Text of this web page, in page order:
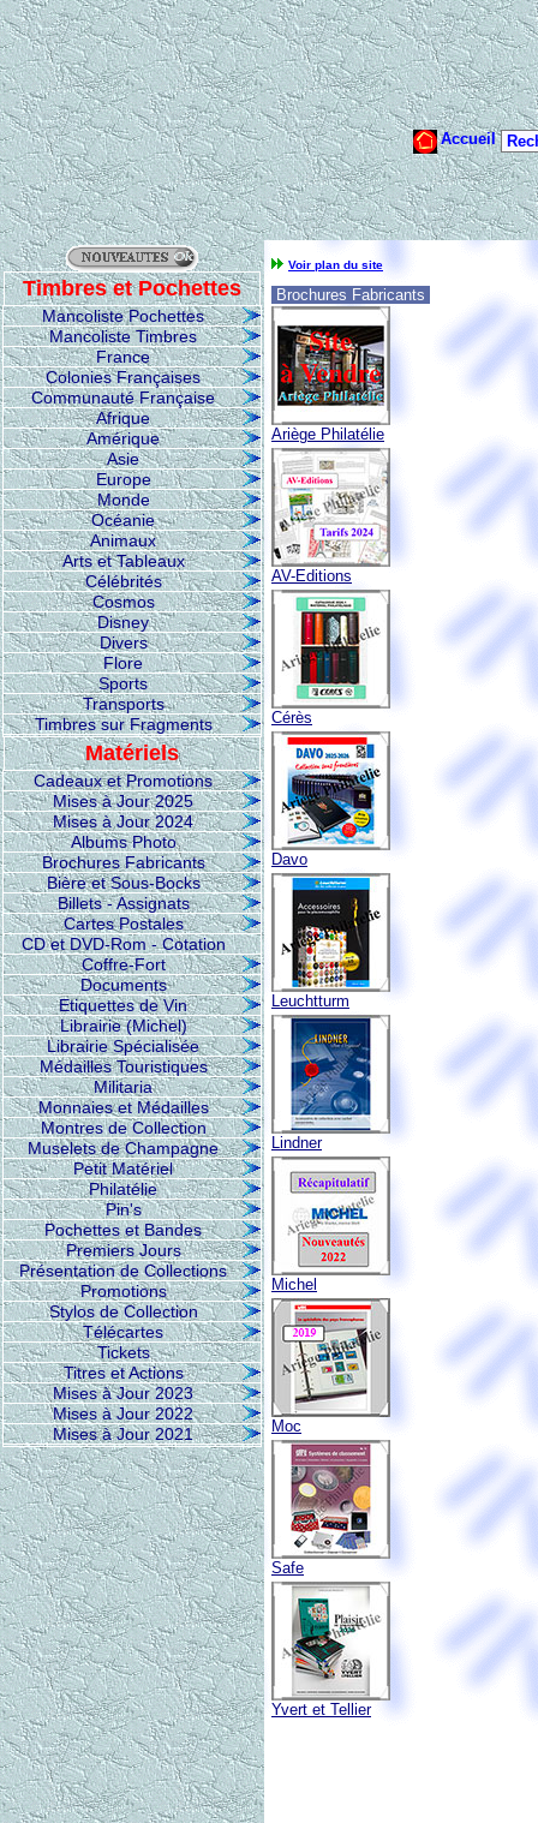
Timbres et Pochettes
Mancoliste Pochettes
Mancoliste Timbres
France
Colonies Françaises
Communauté Française
Afrique
Amérique
Asie
Europe
Monde
Océanie
Animaux
Arts et Tableaux
Célébrités
Cosmos
Disney
Divers
Flore
Sports
Transports
Timbres sur Fragments
Matériels
Cadeaux et Promotions
Mises à Jour 2025
Mises à Jour 2024
Albums Photo
Brochures Fabricants
Bière et Sous-Bocks
Billets - Assignats
Cartes Postales
CD et DVD-Rom - Cotation
Coffre-Fort
Documents
Etiquettes de Vin
Librairie (Michel)
Librairie Spécialisée
Médailles Touristiques
Militaria
Monnaies et Médailles
Montres de Collection
Muselets de Champagne
Petit Matériel
Philatélie
Pin's
Pochettes et Bandes
Premiers Jours
Présentation de Collections
Promotions
Stylos de Collection
Télécartes
Tickets
Titres et Actions
Mises à Jour 2023
Mises à Jour 2022
Mises à Jour 2021
Voir plan du site
Brochures Fabricants
Ariège Philatélie
AV-Editions
Cérès
Davo
Leuchtturm
Lindner
Michel
Moc
Safe
Yvert et Tellier